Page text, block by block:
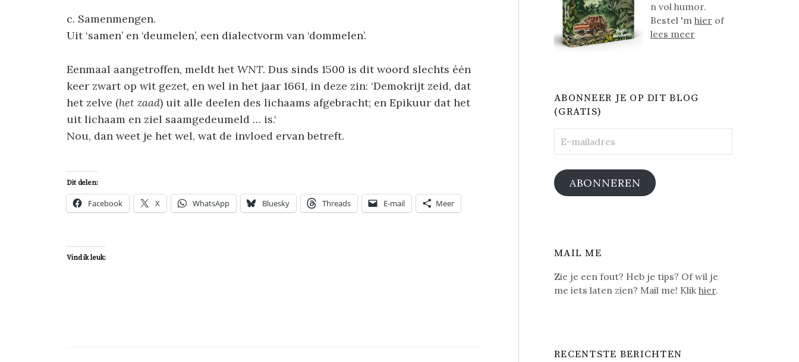
c. Samenmengen.
Uit ‘samen’ en ‘deumelen’, een dialectvorm van ‘dommelen’.
Eenmaal aangetroffen, meldt hetWNT. Dus sinds 1500 is dit woord slechts één
keer zwart op wit gezet, en wel in het jaar 1661, in deze zin: ‘Demokrijt zeid, dat
het zelve (het zaad) uit alle deelen des lichaams afgebracht; en Epikuur dat het
uit lichaam en ziel saamgedeumeld … is.‘
Nou, dan weet je het wel, wat de invloed ervan betreft.
Dit delen:
Facebook X WhatsApp Bluesky Threads E-mail Meer
Vind ik leuk:
n vol humor.
Bestel 'mhier of
lees meer
ABONNEER JE OP DIT BLOG
(GRATIS)
mailadres
ABONNEREN
MAIL ME
Zie je een fout? Heb je tips? Of wil je
me iets laten zien? Mail me! Klikhier.
RECENTSTE BERICHTEN